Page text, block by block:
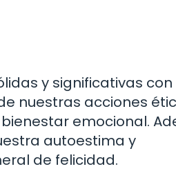
y significativas con
nuestras acciones
emocional.
autoestima y
de felicidad.